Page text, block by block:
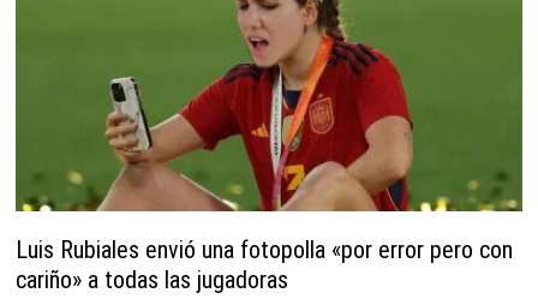
Luis Rubiales envió una fotopolla «por error pero con
cariño» a todas las jugadoras